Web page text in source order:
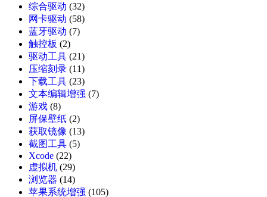
综合驱动 (32)
网卡驱动 (58)
蓝牙驱动 (7)
触控板 (2)
驱动工具 (21)
压缩刻录 (11)
下载工具 (23)
文本编辑增强 (7)
游戏 (8)
屏保壁纸 (2)
获取镜像 (13)
截图工具 (5)
Xcode (22)
虚拟机 (29)
浏览器 (14)
苹果系统增强 (105)